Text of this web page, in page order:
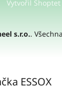
Vytvořil Shoptet
s.r.o..
ESSOX